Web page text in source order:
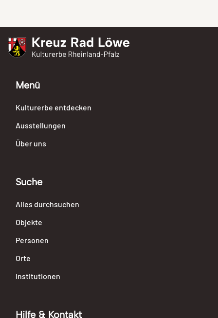
Menü
Kulturerbe entdecken
Ausstellungen
Über uns
Suche
Alles durchsuchen
Objekte
Personen
Orte
Institutionen
Hilfe & Kontakt